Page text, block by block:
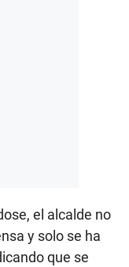
el alcalde no
y solo se ha
que se